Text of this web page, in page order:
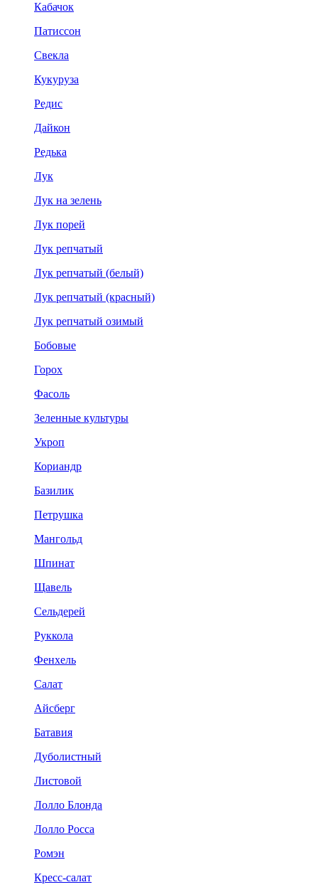
Кабачок
Патиссон
Свекла
Кукуруза
Редис
Дайкон
Редька
Лук
Лук на зелень
Лук порей
Лук репчатый
Лук репчатый (белый)
Лук репчатый (красный)
Лук репчатый озимый
Бобовые
Горох
Фасоль
Зеленные культуры
Укроп
Кориандр
Базилик
Петрушка
Мангольд
Шпинат
Щавель
Сельдерей
Руккола
Фенхель
Салат
Айсберг
Батавия
Дуболистный
Листовой
Лолло Блонда
Лолло Росса
Ромэн
Кресс-салат